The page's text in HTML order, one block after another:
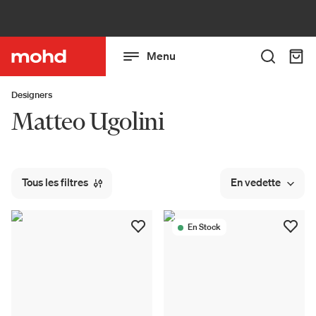
Menu
Designers
Matteo Ugolini
Tous les filtres En vedette
En Stock